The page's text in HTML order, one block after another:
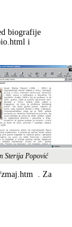
biografije
i
Sterija Popović
. Za